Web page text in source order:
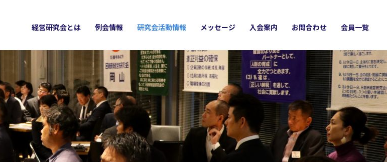
経営研究会とは 例会情報 研究会活動情報 メッセージ 入会案内 お問合わせ 会員一覧